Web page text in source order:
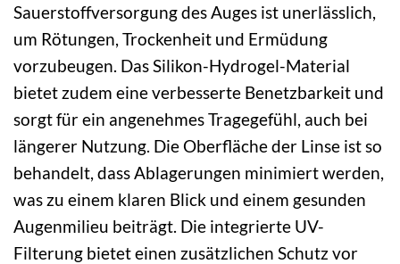
Sauerstoffversorgung des Auges ist unerlässlich,
um Rötungen, Trockenheit und Ermüdung
vorzubeugen. Das Silikon-Hydrogel-Material
bietet zudem eine verbesserte Benetzbarkeit und
sorgt für ein angenehmes Tragegefühl, auch bei
längerer Nutzung. Die Oberfläche der Linse ist so
behandelt, dass Ablagerungen minimiert werden,
was zu einem klaren Blick und einem gesunden
Augenmilieu beiträgt. Die integrierte UV-
Filterung bietet einen zusätzlichen Schutz vor